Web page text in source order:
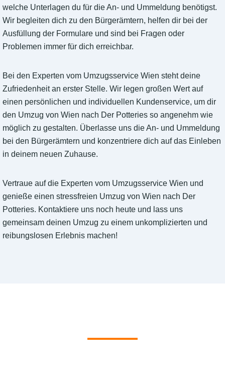
welche Unterlagen du für die An- und Ummeldung benötigst.
Wir begleiten dich zu den Bürgerämtern, helfen dir bei der
Ausfüllung der Formulare und sind bei Fragen oder
Problemen immer für dich erreichbar.
Bei den Experten vom Umzugsservice Wien steht deine
Zufriedenheit an erster Stelle. Wir legen großen Wert auf
einen persönlichen und individuellen Kundenservice, um dir
den Umzug von Wien nach Der Potteries so angenehm wie
möglich zu gestalten. Überlasse uns die An- und Ummeldung
bei den Bürgerämtern und konzentriere dich auf das Einleben
in deinem neuen Zuhause.
Vertraue auf die Experten vom Umzugsservice Wien und
genieße einen stressfreien Umzug von Wien nach Der
Potteries. Kontaktiere uns noch heute und lass uns
gemeinsam deinen Umzug zu einem unkomplizierten und
reibungslosen Erlebnis machen!